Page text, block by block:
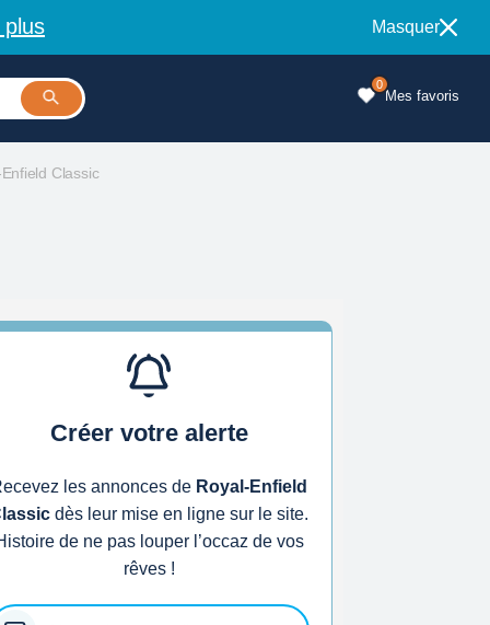
plus Masquer
Mes favoris
0
Classic
Créer votre alerte
les annonces de Royal-Enfield
dès leur mise en ligne sur le site.
de ne pas louper l’occaz de vos
rêves !